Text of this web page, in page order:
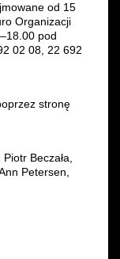
od 15
Organizacji
pod
02 08, 22 692
stronę
Beczała,
Petersen,